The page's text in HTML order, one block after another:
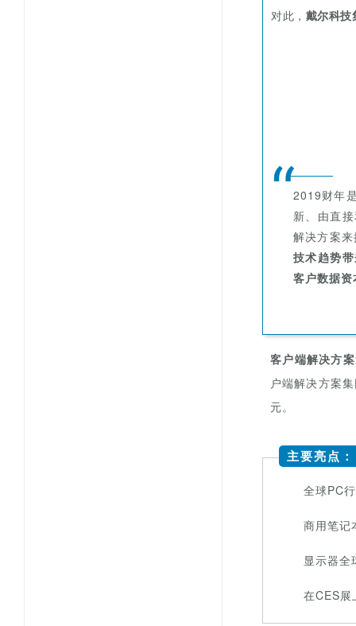
对此， 戴尔科
“2019财年
新、由直
解决方案
技术趋势
客户数据
客户端解决方
户端解决方案
元。
主要亮点：
全球PC
商用笔记
显示器全
在CES展